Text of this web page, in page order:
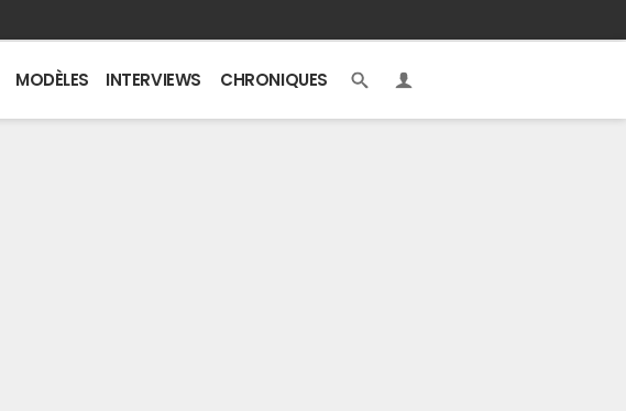
MODÈLES INTERVIEWS CHRONIQUES